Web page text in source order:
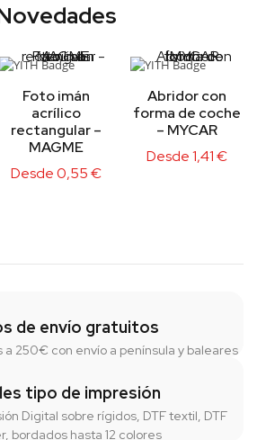
Foto imán
acrílico
rectangular –
MAGME
Desde0,55€
Abridor con
forma de coche
– MYCAR
Desde1,41€
de envío gratuitos
a 250€ con envío a península y baleares
tipo de impresión
Digital sobre rígidos, DTF textil, DTF
bordados hasta 12 colores